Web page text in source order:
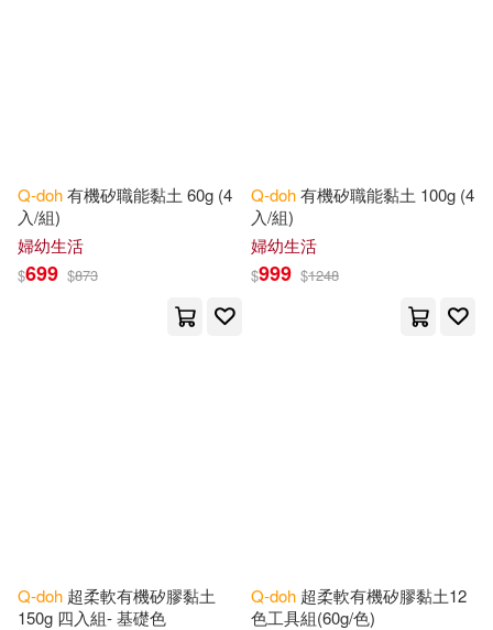
Q-doh有機矽職能黏土 60g (4
入/組)
婦幼生活
$699 $873
Q-doh有機矽職能黏土 100g (4
入/組)
婦幼生活
$999 $1248
Q-doh 超柔軟有機矽膠黏土
150g 四入組- 基礎色
Q-doh 超柔軟有機矽膠黏土12
色工具組(60g/色)